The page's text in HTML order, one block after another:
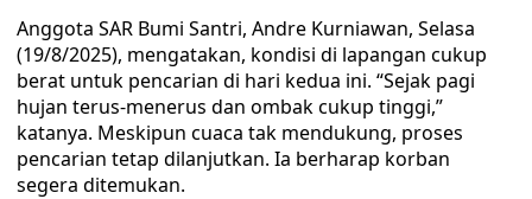
Anggota SAR Bumi Santri, Andre Kurniawan, Selasa
(19/8/2025), mengatakan, kondisi di lapangan cukup
berat untuk pencarian di hari kedua ini. “Sejak pagi
hujan terus-menerus dan ombak cukup tinggi,”
katanya. Meskipun cuaca tak mendukung, proses
pencarian tetap dilanjutkan. Ia berharap korban
segera ditemukan.